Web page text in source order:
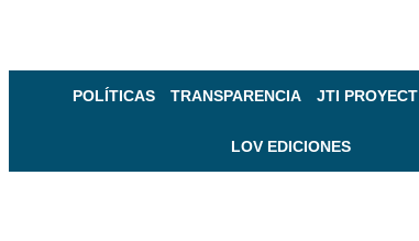
POLÍTICAS TRANSPARENCIA JTI PROYECT
LOV EDICIONES